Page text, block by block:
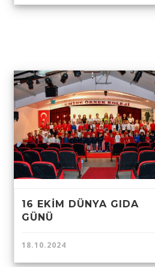
16 EKİM DÜNYA GIDA
GÜNÜ
18.10.2024